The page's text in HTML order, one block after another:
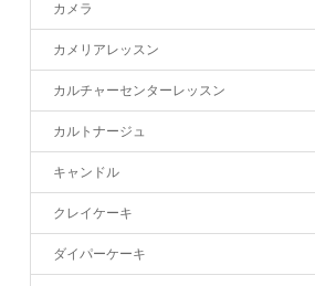
カメラ
カメリアレッスン
カルチャーセンターレッスン
カルトナージュ
キャンドル
クレイケーキ
ダイパーケーキ